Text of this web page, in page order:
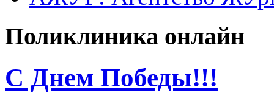
Поликлиника онлайн
С Днем Победы!!!